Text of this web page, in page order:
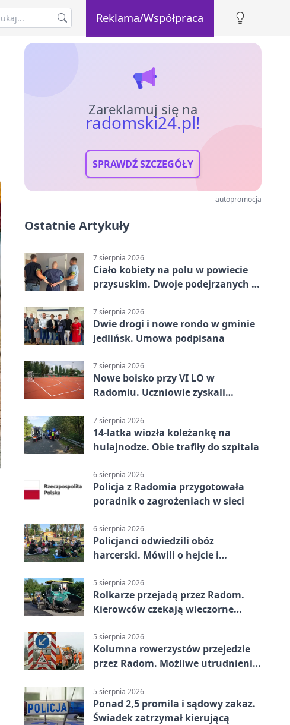
Reklama/Współpraca
Zareklamuj się na
radomski24.pl!
SPRAWDŹ SZCZEGÓŁY
autopromocja
Ostatnie Artykuły
7 sierpnia 2026
Ciało kobiety na polu w powiecie
przysuskim. Dwoje podejrzanych w
7 sierpnia 2026
Dwie drogi i nowe rondo w gminie
Jedlińsk. Umowa podpisana
7 sierpnia 2026
Nowe boisko przy VI LO w
Radomiu. Uczniowie zyskali
7 sierpnia 2026
14-latka wiozła koleżankę na
hulajnodze. Obie trafiły do szpitala
6 sierpnia 2026
Policja z Radomia przygotowała
poradnik o zagrożeniach w sieci
6 sierpnia 2026
Policjanci odwiedzili obóz
harcerski. Mówili o hejcie i
5 sierpnia 2026
Rolkarze przejadą przez Radom.
Kierowców czekają wieczorne
5 sierpnia 2026
Kolumna rowerzystów przejedzie
przez Radom. Możliwe utrudnienia
5 sierpnia 2026
Ponad 2,5 promila i sądowy zakaz.
Świadek zatrzymał kierującą